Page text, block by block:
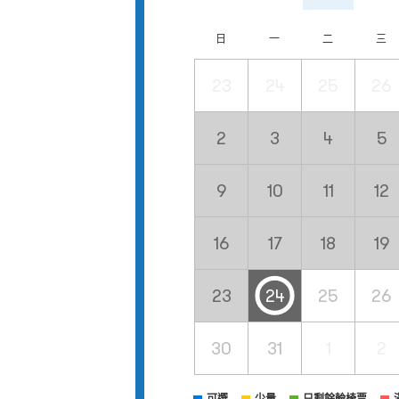
日 一 二 三
2 3 4 5
9 10 11 12
16 17 18 19
23 24 25 26
30 31